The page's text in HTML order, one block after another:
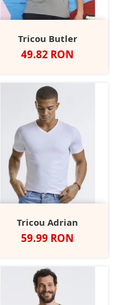
Tricou Butler
Pret
49.82 RON
Tricou Adrian
Pret
59.99 RON